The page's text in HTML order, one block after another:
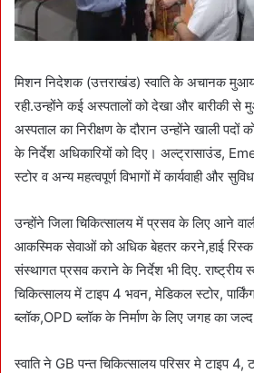
मिशन निदेशक (उत्तराखंड) स्वाति के अचानक
रही.उन्होंने कई अस्पतालों को देखा और बारीकी से
अस्पताल का निरीक्षण के दौरान उन्होंने खाली
के निर्देश अधिकारियों को दिए। अल्ट्रासाउंड,
स्टोर व अन्य महत्वपूर्ण विभागों में कार्यवाही और
उन्होंने जिला चिकित्सालय में प्रसव के लिए आने
आकस्मिक सेवाओं को अधिक बेहतर करने,हाई रिस्क
संस्थागत प्रसव कराने के निर्देश भी दिए. राष्ट्रीय
चिकित्सालय में टाइप 4 भवन, मेडिकल स्टोर,
ब्लॉक,OPD ब्लॉक के निर्माण के लिए जगह का
स्वाति ने GB पन्त चिकित्सालय परिसर मे टाइप 4,